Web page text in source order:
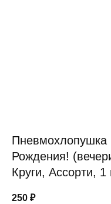
Рождения!
Круги, Ассорти, 1
250 ₽